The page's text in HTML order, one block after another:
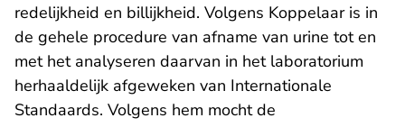
redelijkheid en billijkheid. Volgens Koppelaar is in
de gehele procedure van afname van urine tot en
met het analyseren daarvan in het laboratorium
herhaaldelijk afgeweken van Internationale
Standaards. Volgens hem mocht de